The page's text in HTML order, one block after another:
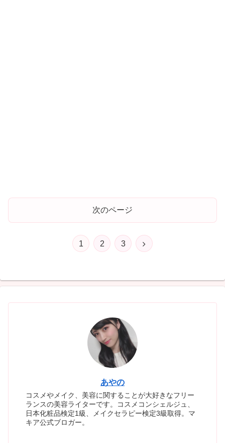
次のページ
1 2 3
次
あやの
コスメやメイク、美容に関することが大好きなフリー
ランスの美容ライターです。コスメコンシェルジュ、
日本化粧品検定1級、メイクセラピー検定3級取得。マ
キア公式ブロガー。